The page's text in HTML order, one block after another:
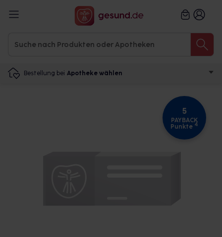
Bestellung bei Apotheke wählen
5
PAYBACK
Punkte 4